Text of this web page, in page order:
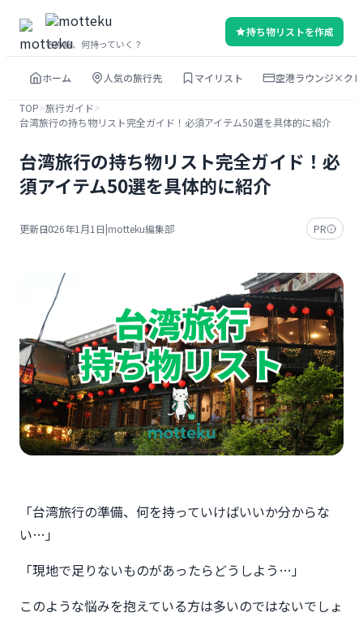
を
その旅、何持っていく？
持ち物リストを作成
ホーム 人気の旅行先 マイリスト 空港ラウンジ×ク
TOP>旅行ガイド>
台湾旅行の持ち物リスト完全ガイド！必須アイテム50選を具体的に紹介
台湾旅行の持ち物リスト完全ガイド！必
須アイテム50選を具体的に紹介
更新日：2026年1月1日|motteku編集部 PR
「台湾旅行の準備、何を持っていけばいいか分からな
い…」
「現地で足りないものがあったらどうしよう…」
このような悩みを抱えている方は多いのではないでしょ